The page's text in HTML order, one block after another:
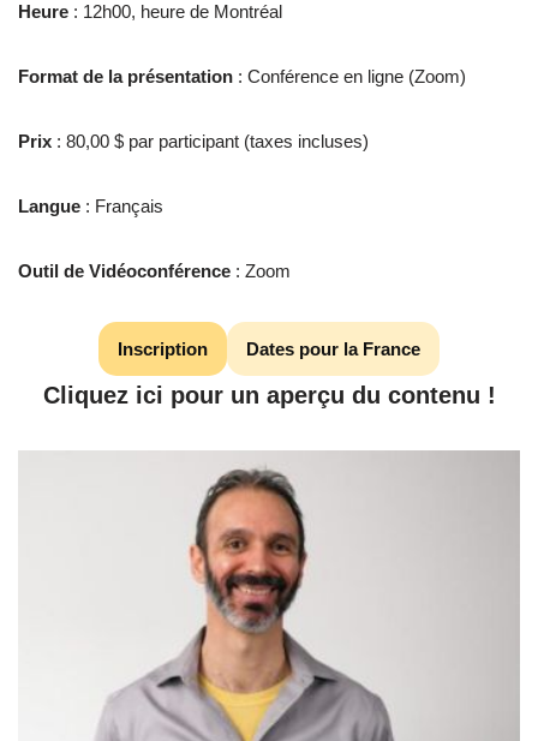
Heure : 12h00, heure de Montréal
Format de la présentation : Conférence en ligne (Zoom)
Prix : 80,00 $ par participant (taxes incluses)
Langue : Français
Outil de Vidéoconférence : Zoom
Inscription Dates pour la France
Cliquez ici pour un aperçu du contenu !